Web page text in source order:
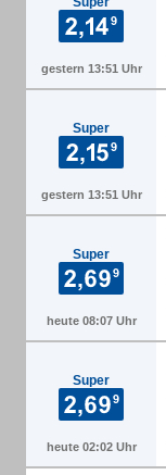
gestern 13:51 Uhr
Super
gestern 13:51 Uhr
Super
heute 08:07 Uhr
Super
heute 02:02 Uhr